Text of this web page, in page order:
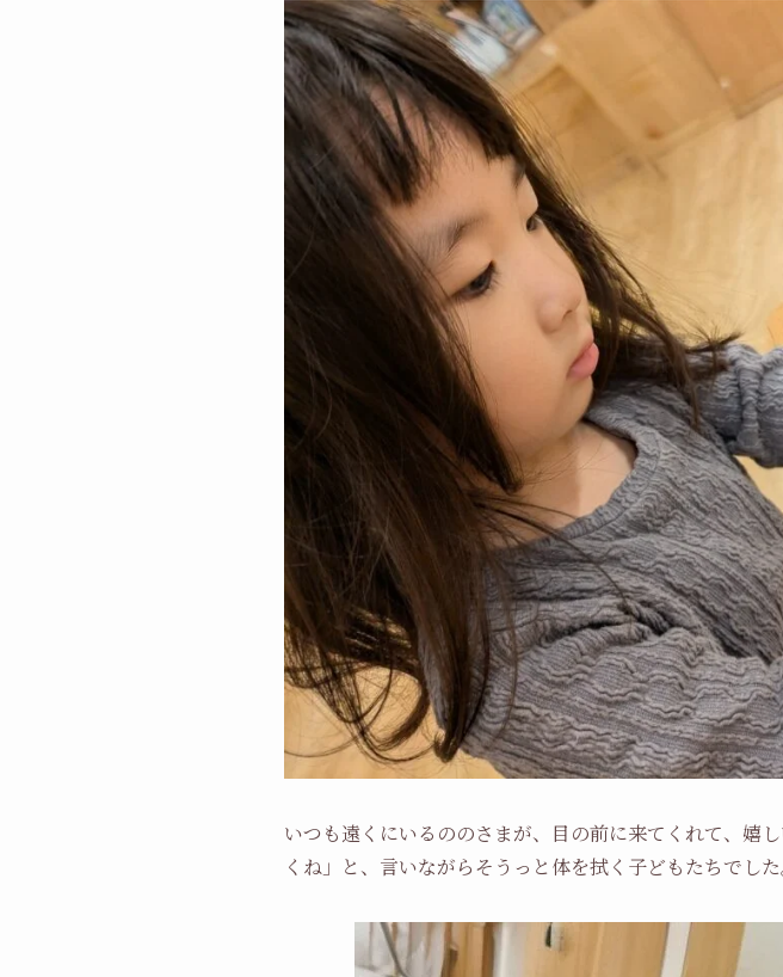
いつも遠くにいるののさまが、目の前に来てくれて、嬉
くね」と、言いながらそうっと体を拭く子どもたちでした